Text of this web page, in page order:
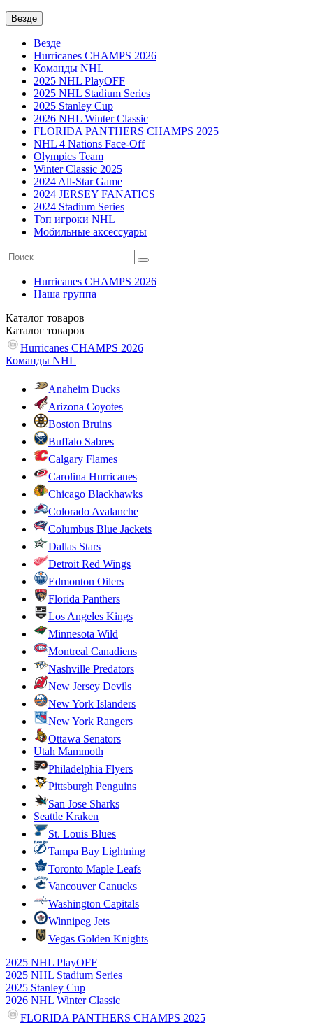
Везде
Везде
Hurricanes CHAMPS 2026
Команды NHL
2025 NHL PlayOFF
2025 NHL Stadium Series
2025 Stanley Cup
2026 NHL Winter Classic
FLORIDA PANTHERS CHAMPS 2025
NHL 4 Nations Face-Off
Olympics Team
Winter Classic 2025
2024 All-Star Game
2024 JERSEY FANATICS
2024 Stadium Series
Топ игроки NHL
Мобильные аксессуары
Hurricanes CHAMPS 2026
Наша группа
Каталог товаров
Каталог товаров
Hurricanes CHAMPS 2026
Команды NHL
Anaheim Ducks
Arizona Coyotes
Boston Bruins
Buffalo Sabres
Calgary Flames
Carolina Hurricanes
Chicago Blackhawks
Colorado Avalanche
Columbus Blue Jackets
Dallas Stars
Detroit Red Wings
Edmonton Oilers
Florida Panthers
Los Angeles Kings
Minnesota Wild
Montreal Canadiens
Nashville Predators
New Jersey Devils
New York Islanders
New York Rangers
Ottawa Senators
Utah Mammoth
Philadelphia Flyers
Pittsburgh Penguins
San Jose Sharks
Seattle Kraken
St. Louis Blues
Tampa Bay Lightning
Toronto Maple Leafs
Vancouver Canucks
Washington Capitals
Winnipeg Jets
Vegas Golden Knights
2025 NHL PlayOFF
2025 NHL Stadium Series
2025 Stanley Cup
2026 NHL Winter Classic
FLORIDA PANTHERS CHAMPS 2025